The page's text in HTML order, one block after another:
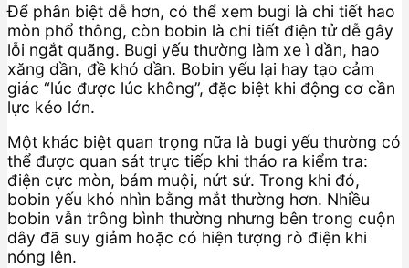
Để phân biệt dễ hơn, có thể xem bugi là chi tiết hao
mòn phổ thông, còn bobin là chi tiết điện tử dễ gây
lỗi ngắt quãng. Bugi yếu thường làm xe ì dần, hao
xăng dần, đề khó dần. Bobin yếu lại hay tạo cảm
giác “lúc được lúc không”, đặc biệt khi động cơ cần
lực kéo lớn.
Một khác biệt quan trọng nữa là bugi yếu thường có
thể được quan sát trực tiếp khi tháo ra kiểm tra:
điện cực mòn, bám muội, nứt sứ. Trong khi đó,
bobin yếu khó nhìn bằng mắt thường hơn. Nhiều
bobin vẫn trông bình thường nhưng bên trong cuộn
dây đã suy giảm hoặc có hiện tượng rò điện khi
nóng lên.